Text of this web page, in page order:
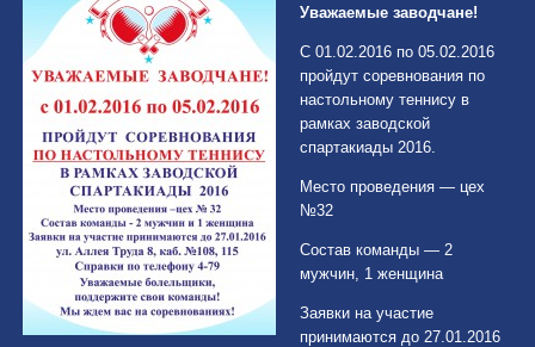
Уважаемые заводчане!
С 01.02.2016 по 05.02.2016
пройдут соревнования по
настольному теннису в
рамках заводской
спартакиады 2016.
Место проведения — цех
№32
Состав команды — 2
мужчин, 1 женщина
Заявки на участие
принимаются до 27.01.2016